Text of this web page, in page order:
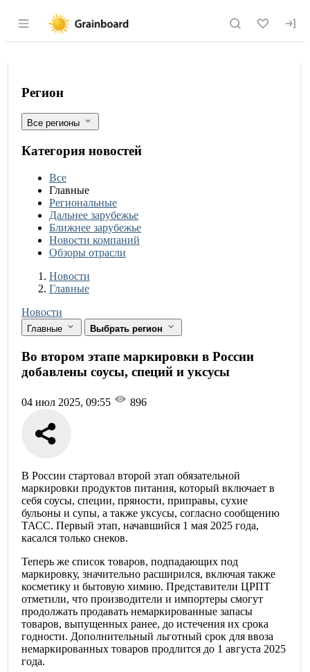
Раздел навигации по сайту
Во втором этапе маркировки в
Фильтры
Регион
Все регионы
Категория новостей
Все
Главные
Региональные
Дальнее зарубежье
Ближнее зарубежье
Новости компаний
Обзоры отрасли
Новости
Разделы
Новости
Главные
Новости
Главные Выбрать регион
Во втором этапе маркировки в России
добавлены соусы, специй и уксусы
04 июл 2025, 09:55 896
В России стартовал второй этап обязательной
маркировки продуктов питания, который включает в
себя соусы, специи, пряности, приправы, сухие
бульоны и супы, а также уксусы, согласно сообщению
ТАСС. Первый этап, начавшийся 1 мая 2025 года,
касался только снеков.
Теперь же список товаров, подпадающих под
маркировку, значительно расширился, включая также
косметику и бытовую химию. Представители ЦРПТ
отметили, что производители и импортеры смогут
продолжать продавать немаркированные запасы
товаров, выпущенных ранее, до истечения их срока
годности. Дополнительный льготный срок для ввоза
немаркированных товаров продлится до 1 августа 2025
года.